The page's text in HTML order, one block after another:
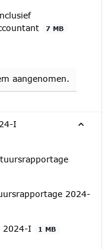
7 MB
aangenomen.
I
2024-
2024-I 1 MB